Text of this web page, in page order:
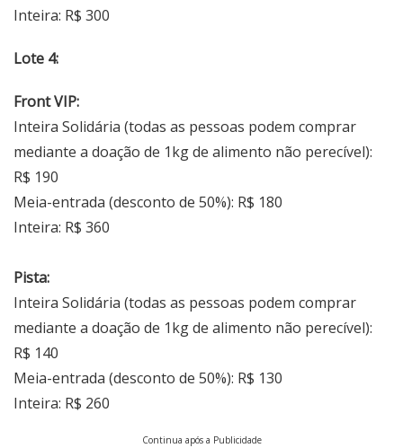
Inteira: R$ 300
Lote 4:
Front VIP:
Inteira Solidária (todas as pessoas podem comprar
mediante a doação de 1kg de alimento não perecível):
R$ 190
Meia-entrada (desconto de 50%): R$ 180
Inteira: R$ 360
Pista:
Inteira Solidária (todas as pessoas podem comprar
mediante a doação de 1kg de alimento não perecível):
R$ 140
Meia-entrada (desconto de 50%): R$ 130
Inteira: R$ 260
Continua após a Publicidade